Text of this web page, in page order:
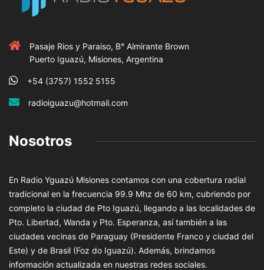
Pasaje Rios y Paraiso, B° Almirante Brown
Puerto Iguazú, Misiones, Argentina
+54 (3757) 1552 5155
radioiguazu@hotmail.com
Nosotros
En Radio Yguazú Misiones contamos con una cobertura radial
tradicional en la frecuencia 99.9 Mhz de 60 km, cubriendo por
completo la ciudad de Pto Iguazú, llegando a las localidades de
Pto. Libertad, Wanda y Pto. Esperanza, así también a las
ciudades vecinas de Paraguay (Presidente Franco y ciudad del
Este) y de Brasil (Foz do Iguazú). Además, brindamos
información actualizada en nuestras redes sociales.